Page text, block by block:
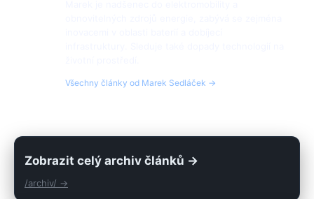
Všechny články od Marek Sedláček →
Zobrazit celý archiv článků →
/archiv/ →